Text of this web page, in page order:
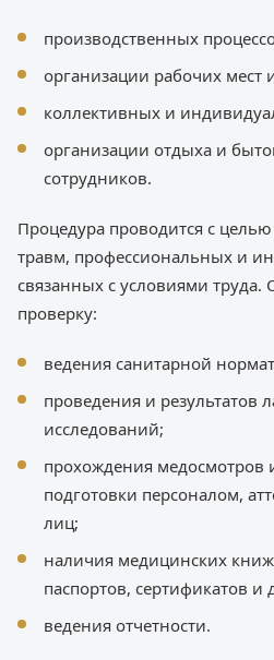
производственных
организации рабочих мест
коллективных и
организации отдыха и
сотрудников.
Процедура проводится с
травм, профессиональных и
связанных с условиями труда.
проверку:
ведения санитарной
проведения и результатов
исследований;
прохождения медосмотров
подготовки персоналом,
лиц;
наличия медицинских
паспортов, сертификатов и
ведения отчетности.